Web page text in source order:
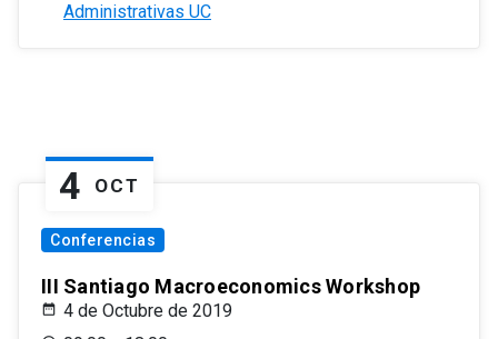
Administrativas UC
4 OCT
Conferencias
III Santiago Macroeconomics Workshop
4 de Octubre de 2019